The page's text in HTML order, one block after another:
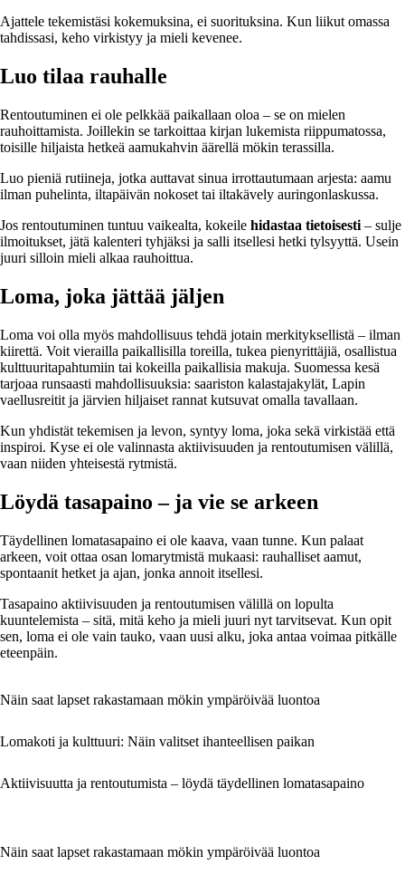
Ajattele tekemistäsi kokemuksina, ei suorituksina. Kun liikut omassa
tahdissasi, keho virkistyy ja mieli kevenee.
Luo tilaa rauhalle
Rentoutuminen ei ole pelkkää paikallaan oloa – se on mielen
rauhoittamista. Joillekin se tarkoittaa kirjan lukemista riippumatossa,
toisille hiljaista hetkeä aamukahvin äärellä mökin terassilla.
Luo pieniä rutiineja, jotka auttavat sinua irrottautumaan arjesta: aamu
ilman puhelinta, iltapäivän nokoset tai iltakävely auringonlaskussa.
Jos rentoutuminen tuntuu vaikealta, kokeile hidastaa tietoisesti – sulje
ilmoitukset, jätä kalenteri tyhjäksi ja salli itsellesi hetki tylsyyttä. Usein
juuri silloin mieli alkaa rauhoittua.
Loma, joka jättää jäljen
Loma voi olla myös mahdollisuus tehdä jotain merkityksellistä – ilman
kiirettä. Voit vierailla paikallisilla toreilla, tukea pienyrittäjiä, osallistua
kulttuuritapahtumiin tai kokeilla paikallisia makuja. Suomessa kesä
tarjoaa runsaasti mahdollisuuksia: saariston kalastajakylät, Lapin
vaellusreitit ja järvien hiljaiset rannat kutsuvat omalla tavallaan.
Kun yhdistät tekemisen ja levon, syntyy loma, joka sekä virkistää että
inspiroi. Kyse ei ole valinnasta aktiivisuuden ja rentoutumisen välillä,
vaan niiden yhteisestä rytmistä.
Löydä tasapaino – ja vie se arkeen
Täydellinen lomatasapaino ei ole kaava, vaan tunne. Kun palaat
arkeen, voit ottaa osan lomarytmistä mukaasi: rauhalliset aamut,
spontaanit hetket ja ajan, jonka annoit itsellesi.
Tasapaino aktiivisuuden ja rentoutumisen välillä on lopulta
kuuntelemista – sitä, mitä keho ja mieli juuri nyt tarvitsevat. Kun opit
sen, loma ei ole vain tauko, vaan uusi alku, joka antaa voimaa pitkälle
eteenpäin.
Näin saat lapset rakastamaan mökin ympäröivää luontoa
Lomakoti ja kulttuuri: Näin valitset ihanteellisen paikan
Aktiivisuutta ja rentoutumista – löydä täydellinen lomatasapaino
Näin saat lapset rakastamaan mökin ympäröivää luontoa